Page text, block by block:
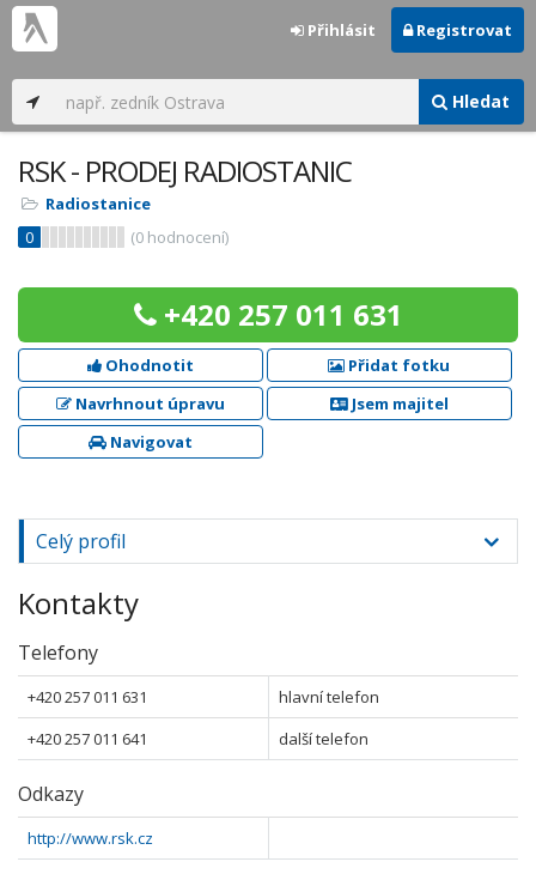
Hledat
Přihlásit Registrovat
RSK - PRODEJ RADIOSTANIC
Radiostanice
0
(0 hodnocení)
+420 257 011 631
Ohodnotit
Přidat fotku
Navrhnout úpravu
Jsem majitel
Navigovat
Celý profil
Kontakty
Telefony
+420 257 011 631
hlavní telefon
+420 257 011 641
další telefon
Odkazy
http://www.rsk.cz